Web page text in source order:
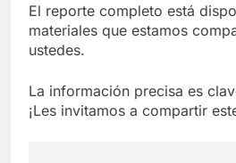
El reporte completo está
materiales que estamos
ustedes.
La información precisa es
¡Les invitamos a compartir